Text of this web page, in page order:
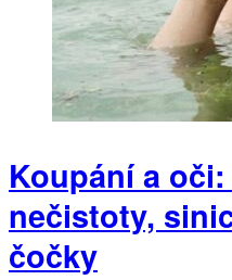
Koupání a
nečistoty,
čočky